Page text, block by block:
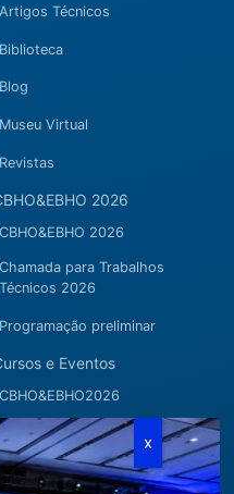
Artigos Técnicos
Biblioteca
Blog
Museu Virtual
Revistas
2026
CBHO&EBHO 2026
Chamada para Trabalhos
Técnicos 2026
Programação preliminar
e Eventos
CBHO&EBHO2026
Cursos Modulares
Eventos Apoiados